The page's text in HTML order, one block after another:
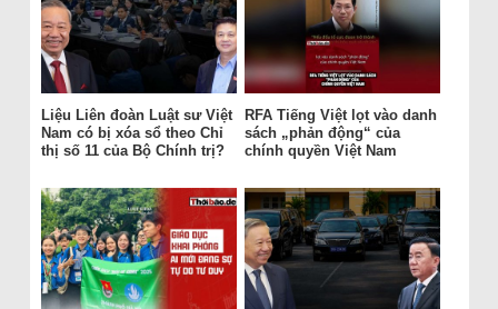
Liệu Liên đoàn Luật sư Việt
Nam có bị xóa sổ theo Chỉ
thị số 11 của Bộ Chính trị?
RFA Tiếng Việt lọt vào danh
sách „phản động“ của
chính quyền Việt Nam